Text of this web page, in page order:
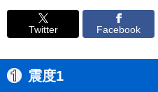
Twitter Facebook
震度1